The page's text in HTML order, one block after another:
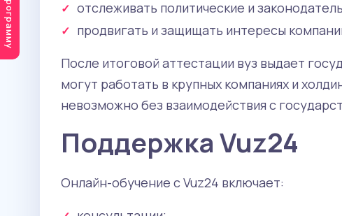
отслеживать политические и
продвигать и защищать интересы
После итоговой аттестации вуз выдает
могут работать в крупных компаниях и
невозможно без взаимодействия с
Поддержка Vuz24
Онлайн-обучение с Vuz24 включает: